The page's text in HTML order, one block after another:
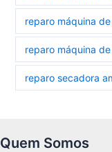
reparo máquina
reparo máquina
reparo secadora
Quem Somos